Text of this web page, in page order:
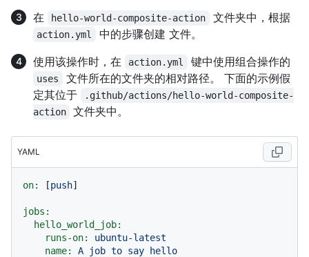
在 hello-world-composite-action 文件夹中，根据
action.yml 中的步骤创建 文件。
使用该操作时，在
action.yml 键中使用组合操作的
uses
文件所在的文件夹的相对路径。 下面的示例假
定其位于
.github/actions/hello-world-composite-
action
文件夹中。
YAML
on: [push]
jobs:
hello_world_job:
runs-on:
ubuntu-latest
name:
A job to say
hello